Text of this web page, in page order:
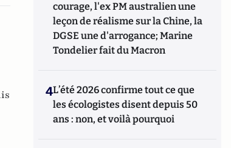
courage, l'ex PM australien une
leçon de réalisme sur la Chine, la
DGSE une d'arrogance; Marine
Tondelier fait du Macron
4L’été 2026 confirme tout ce que
les écologistes disent depuis 50
ans : non, et voilà pourquoi